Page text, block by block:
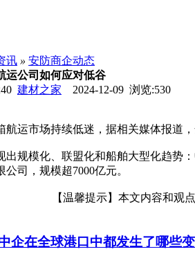
讯 » 安防商企动态
运公司如何应对低谷
建材之家 2024-12-09 浏览:530
航运市场持续低迷，据相关媒体报道
出规模化、联盟化和船舶大型化趋势
公司，规模超7000亿元。
【温馨提示】本文内容和观
企在全球港口中都发生了哪些